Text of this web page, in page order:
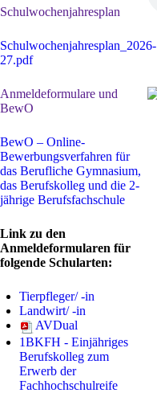
Schulwochenjahresplan
Schulwochenjahresplan_2026-
27.pdf
Anmeldeformulare und
BewO
BewO – Online-
Bewerbungsverfahren für
das Berufliche Gymnasium,
das Berufskolleg und die 2-
jährige Berufsfachschule
Link zu den
Anmeldeformularen für
folgende Schularten:
Tierpfleger/ -in
Landwirt/ -in
AVDual
1BKFH - Einjähriges
Berufskolleg zum
Erwerb der
Fachhochschulreife